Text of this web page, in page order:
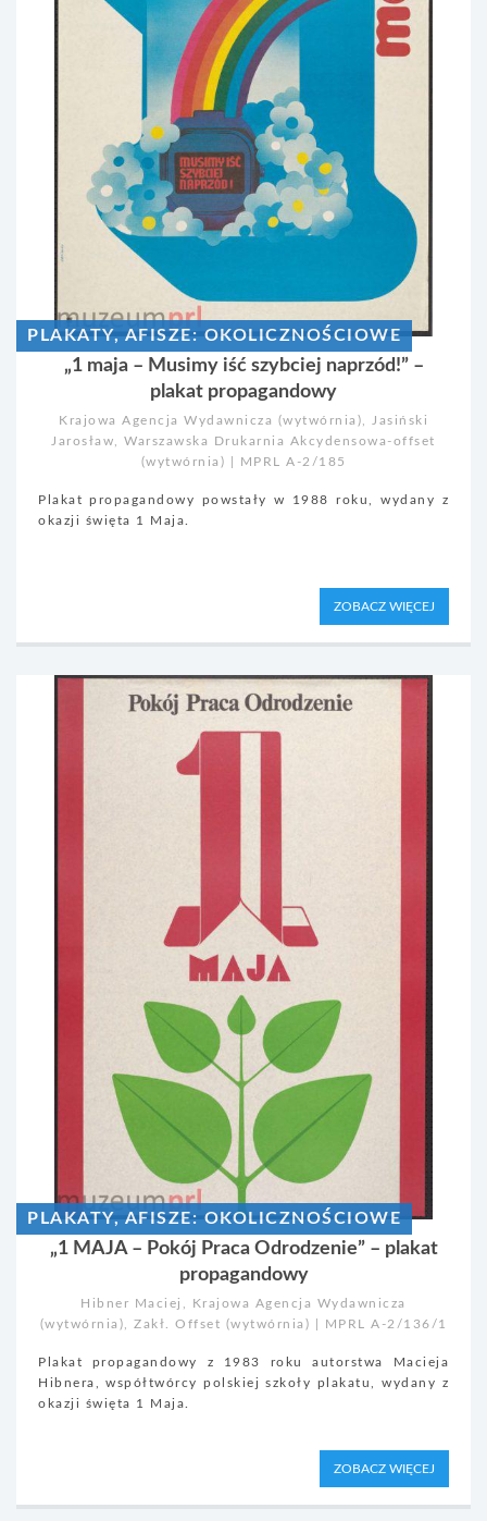
PLAKATY, AFISZE: OKOLICZNOŚCIOWE
„1 maja – Musimy iść szybciej naprzód!” –
plakat propagandowy
Krajowa Agencja Wydawnicza (wytwórnia), Jasiński
Jarosław, Warszawska Drukarnia Akcydensowa-offset
(wytwórnia) | MPRL A-2/185
Plakat propagandowy powstały w 1988 roku, wydany z
okazji święta 1 Maja.
ZOBACZ WIĘCEJ
PLAKATY, AFISZE: OKOLICZNOŚCIOWE
„1 MAJA – Pokój Praca Odrodzenie” – plakat
propagandowy
Hibner Maciej, Krajowa Agencja Wydawnicza
(wytwórnia), Zakł. Offset (wytwórnia) | MPRL A-2/136/1
Plakat propagandowy z 1983 roku autorstwa Macieja
Hibnera, współtwórcy polskiej szkoły plakatu, wydany z
okazji święta 1 Maja.
ZOBACZ WIĘCEJ